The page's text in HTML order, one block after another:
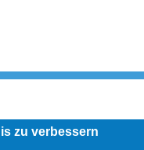
account
menu
zu verbessern